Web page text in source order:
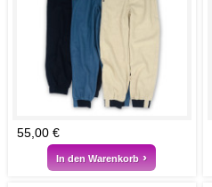
55,00 €
In den Warenkorb